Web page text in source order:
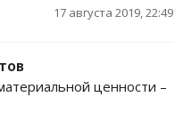
17 августа 2019, 22:49
ценности –